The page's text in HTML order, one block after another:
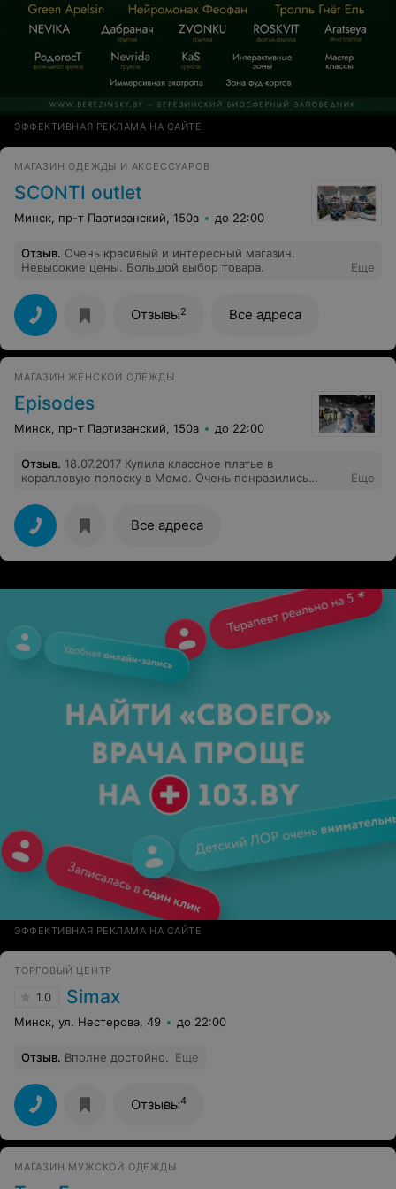
ЭФФЕКТИВНАЯ РЕКЛАМА НА САЙТЕ
МАГАЗИН ОДЕЖДЫ И АКСЕССУАРОВ
SCONTI outlet
Минск, пр-т Партизанский, 150а до 22:00
Отзыв. Очень красивый и интересный магазин.
Невысокие цены. Большой выбор товара.
Еще
Отзывы2 Все адреса
МАГАЗИН ЖЕНСКОЙ ОДЕЖДЫ
Episodes
Минск, пр-т Партизанский, 150а до 22:00
Отзыв. 18.07.2017 Купила классное платье в
коралловую полоску в Момо. Очень понравились
линейку на пять баллов! Вообще, Эпизодс - для меня
открытие! Буду приходить туда снова и снова!:)
Еще
Все адреса
ЭФФЕКТИВНАЯ РЕКЛАМА НА САЙТЕ
ТОРГОВЫЙ ЦЕНТР
1.0 Simax
Минск, ул. Нестерова, 49 до 22:00
Отзыв. Вполне достойно. Еще
Отзывы4
МАГАЗИН МУЖСКОЙ ОДЕЖДЫ